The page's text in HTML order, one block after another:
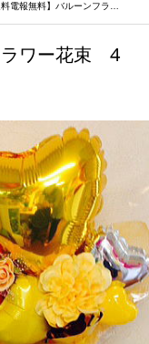
電報無料】バルーンフラワー花束 4個セット(P-018)
ラワー花束 4